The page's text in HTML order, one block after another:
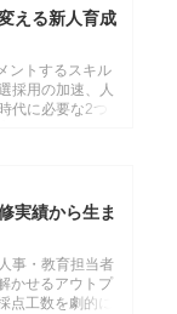
える新人育成
ントするスキル
採用の加速、人
代に必要な2つ
実績から生ま
事・教育担当者
かせるアウトプ
点工数を劇的に